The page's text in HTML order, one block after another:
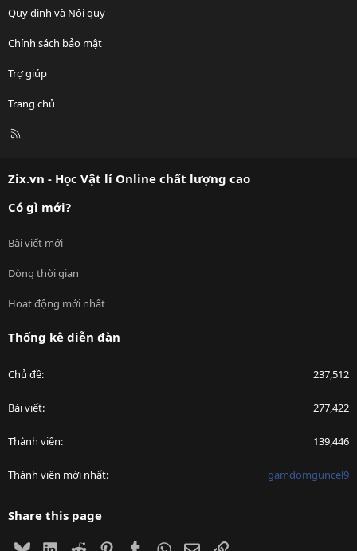
Quy định và Nội quy
Chính sách bảo mật
Trợ giúp
Trang chủ
R
Zix.vn - Học Vật lí Online chất lượng cao
Có gì mới?
Bài viết mới
Dòng thời gian
Hoạt động mới nhất
Thống kê diễn đàn
Chủ đề 237,512
Bài viết 277,422
Thành viên 139,446
Thành viên mới nhất gamdomguncel9
Share this page
BlueskyLinkedIn
Reddit PinterestTumblrWhatsApp
EmailLink